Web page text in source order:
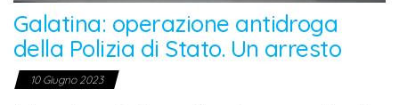
Galatina: operazione antidroga
della Polizia di Stato. Un arresto
10 Giugno 2023